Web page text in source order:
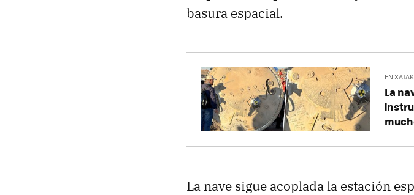
basura espacial.
EN
La
La nave sigue acoplada la estación